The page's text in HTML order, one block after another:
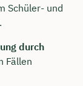
Schüler- und
durch
Fällen